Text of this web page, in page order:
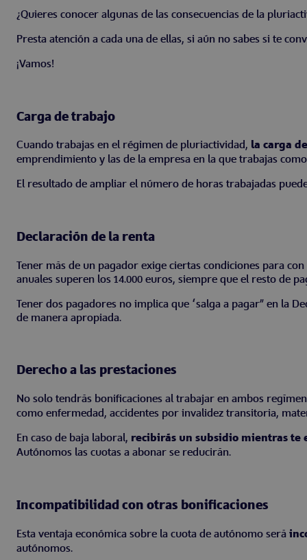
¿Quieres conocer algunas de las consecuencias de la
Presta atención a cada una de ellas, si aún no sabes si te
¡Vamos!
Carga de trabajo
Cuando trabajas en el régimen de pluriactividad, la carga
emprendimiento y las de la empresa en la que trabajas
El resultado de ampliar el número de horas trabajadas
Declaración de la renta
Tener más de un pagador exige ciertas condiciones para
anuales superen los 14.000 euros, siempre que el resto de
Tener dos pagadores no implica que “salga a pagar” en la
de manera apropiada.
Derecho a las prestaciones
No solo tendrás bonificaciones al trabajar en ambos
como enfermedad, accidentes por invalidez transitoria,
En caso de baja laboral, recibirás un subsidio mientras te
Autónomos las cuotas a abonar se reducirán.
Incompatibilidad con otras bonificaciones
Esta ventaja económica sobre la cuota de autónomo será
autónomos.